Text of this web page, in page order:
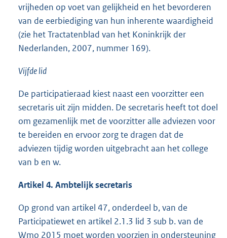
vrijheden op voet van gelijkheid en het bevorderen
van de eerbiediging van hun inherente waardigheid
(zie het Tractatenblad van het Koninkrijk der
Nederlanden, 2007, nummer 169).
Vijfde lid
De participatieraad kiest naast een voorzitter een
secretaris uit zijn midden. De secretaris heeft tot doel
om gezamenlijk met de voorzitter alle adviezen voor
te bereiden en ervoor zorg te dragen dat de
adviezen tijdig worden uitgebracht aan het college
van b en w.
Artikel 4. Ambtelijk secretaris
Op grond van artikel 47, onderdeel b, van de
Participatiewet en artikel 2.1.3 lid 3 sub b. van de
Wmo 2015 moet worden voorzien in ondersteuning